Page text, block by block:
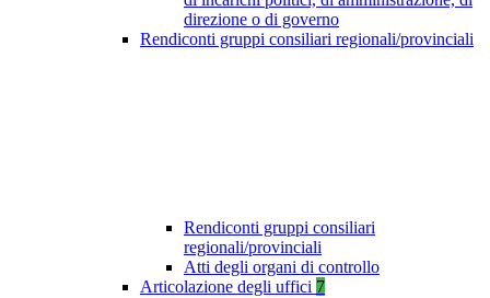
direzione o di governo
Rendiconti gruppi consiliari regionali/provinciali
Rendiconti gruppi consiliari
regionali/provinciali
Atti degli organi di controllo
Articolazione degli uffici 7